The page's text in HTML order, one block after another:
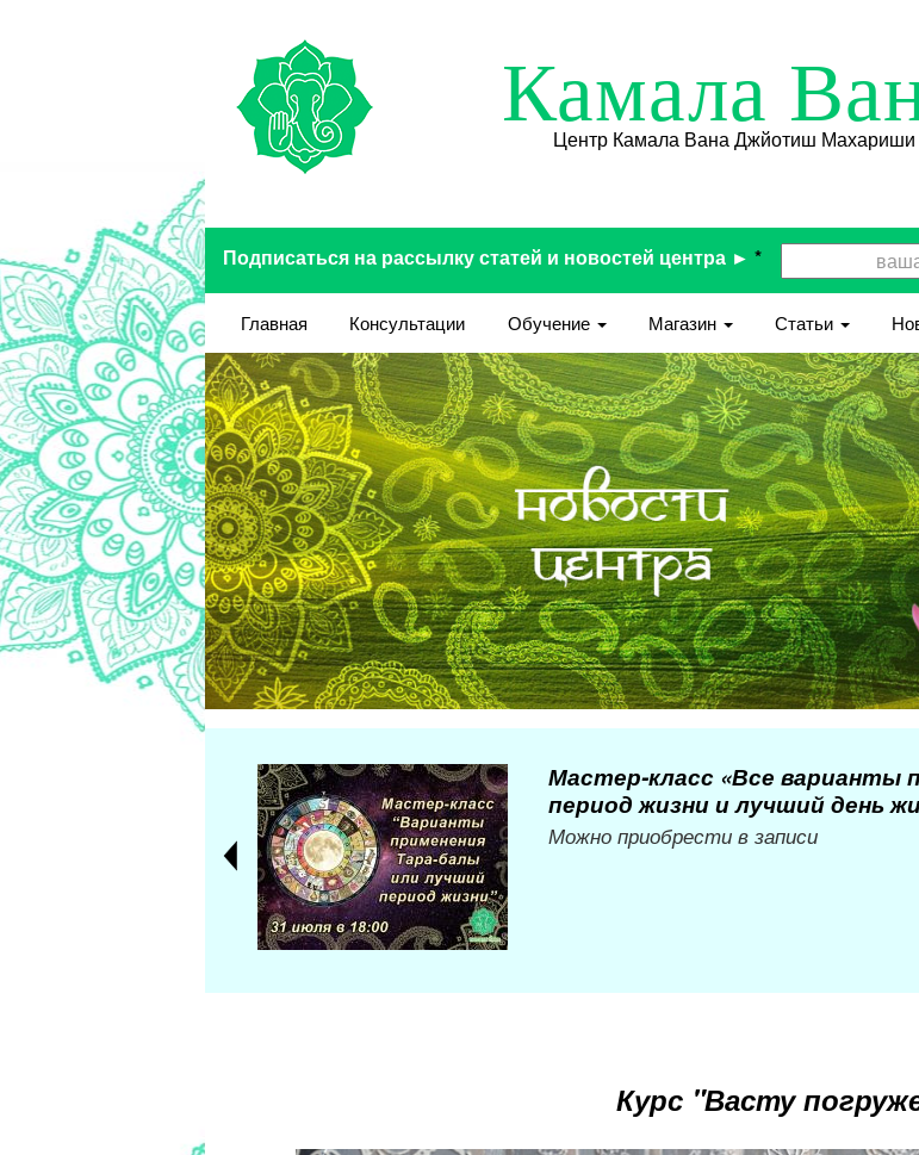
Камала
Центр Камала Вана Джйотиш Махариши
Подписаться на рассылку статей и новостей центра ► *
Главная Консультации Обучение Магазин Статьи
Мастер-класс «Все варианты
период жизни и лучший день
Можно приобрести в записи
Курс "Васту